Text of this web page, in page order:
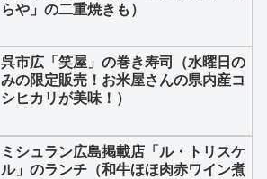
らや」の二重焼きも）
呉市広「笑屋」の巻き寿司（水曜日の
みの限定販売！お米屋さんの県内産コ
シヒカリが美味！）
ミシュラン広島掲載店「ル・トリスケ
ル」のランチ（和牛ほほ肉赤ワイン煮